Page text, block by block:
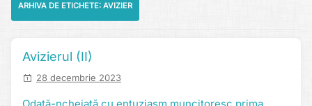
ARHIVA DE ETICHETE: AVIZIER
Avizierul (II)
28 decembrie 2023